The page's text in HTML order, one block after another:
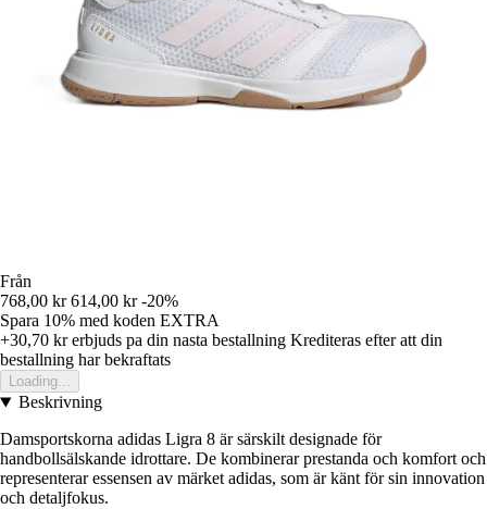
Från
768,00 kr 614,00 kr -20%
Spara 10% med koden EXTRA
+30,70 krerbjuds pa din nasta bestallning Krediteras efter att din
bestallning har bekraftats
Loading...
Beskrivning
Damsportskorna adidas Ligra 8 är särskilt designade för
handbollsälskande idrottare. De kombinerar prestanda och komfort och
representerar essensen av märket adidas, som är känt för sin innovation
och detaljfokus.